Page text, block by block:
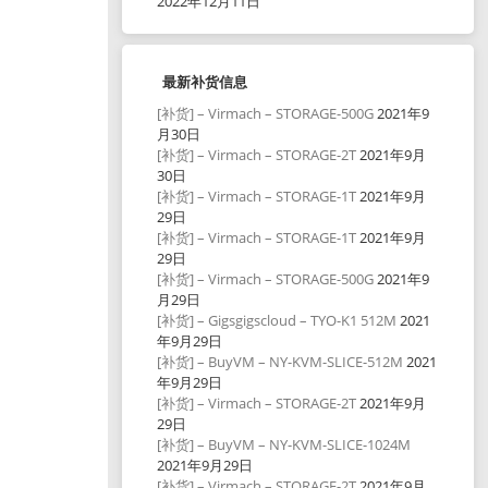
最新补货信息
[补货] – Virmach – STORAGE-500G2021年9
月30日
[补货] – Virmach – STORAGE-2T2021年9月
30日
[补货] – Virmach – STORAGE-1T2021年9月
29日
[补货] – Virmach – STORAGE-1T2021年9月
29日
[补货] – Virmach – STORAGE-500G2021年9
月29日
[补货] – Gigsgigscloud – TYO-K1 512M 2021
年9月29日
[补货] – BuyVM – NY-KVM-SLICE-512M 2021
年9月29日
[补货] – Virmach – STORAGE-2T2021年9月
29日
[补货] – BuyVM – NY-KVM-SLICE-1024M
2021年9月29日